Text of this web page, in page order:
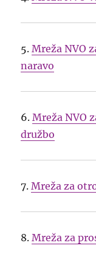
5.Mreža NVO
naravo
6.Mreža NVO
družbo
7.Mreža za
8.Mreža za